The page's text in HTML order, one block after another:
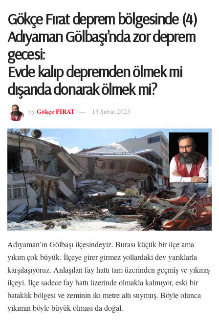
Gökçe Fırat deprem bölgesinde (4)
Adıyaman Gölbaşı’nda zor deprem
gecesi:
Evde kalıp depremden ölmek mi
dışarıda donarak ölmek mi?
by Gökçe FIRAT 13 Şubat 2023
Adıyaman’ın Gölbaşı ilçesindeyiz. Burası küçük bir ilçe ama
yıkım çok büyük. İlçeye girer girmez yollardaki dev yarıklarla
karşılaşıyoruz. Anlaşılan fay hattı tam üzerinden geçmiş ve yıkmış
ilçeyi. İlçe sadece fay hattı üzerinde olmakla kalmıyor, eski bir
bataklık bölgesi ve zeminin iki metre altı suymuş. Böyle olunca
yıkımın böyle büyük olması da doğal.